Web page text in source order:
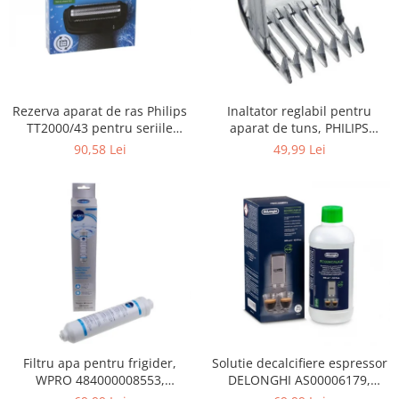
Gaming, Carti & Birotica
Birotica & Papetarie
Accesorii aparate de ras electrice
Accesorii aparate hair styling
Aparate & Accesorii ingrijire
Aparate cosmetice
Articole Sanatate si Wellness
Consumabile sanitare
Cosmetice si produse ingrijire
personala
Igiena dentara
Jucarii, Copii & Bebe
Camera copilului
Hrana bebelusi
Rezerva aparat de ras Philips
TT2000/43 pentru seriile
Bodygroom 3000/5000/7000 si
90,58 Lei
Inaltator reglabil pentru
aparat de tuns, PHILIPS
422203633281, 3-15 mm,
49,99 Lei
Filtru apa pentru frigider,
WPRO 484000008553,
Solutie decalcifiere espressor
DELONGHI AS00006179,